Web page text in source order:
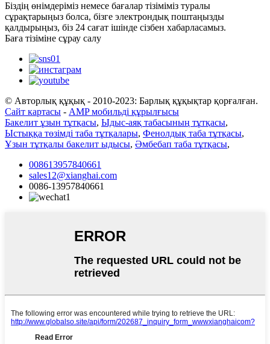
Біздің өнімдеріміз немесе бағалар тізіміміз туралы
сұрақтарыңыз болса, бізге электрондық поштаңызды
қалдырыңыз, біз 24 сағат ішінде сізбен хабарласамыз.
Баға тізіміне сұрау салу
© Авторлық құқық - 2010-2023: Барлық құқықтар қорғалған.
Сайт картасы - AMP мобильді құрылғысы
Бакелит ұзын тұтқасы, Ыдыс-аяқ табасының тұтқасы,
Ыстыққа төзімді таба тұтқалары, Фенолдық таба тұтқасы,
Ұзын тұтқалы бакелит ыдысы, Әмбебап таба тұтқасы,
008613957840661
sales12@xianghai.com
0086-13957840661